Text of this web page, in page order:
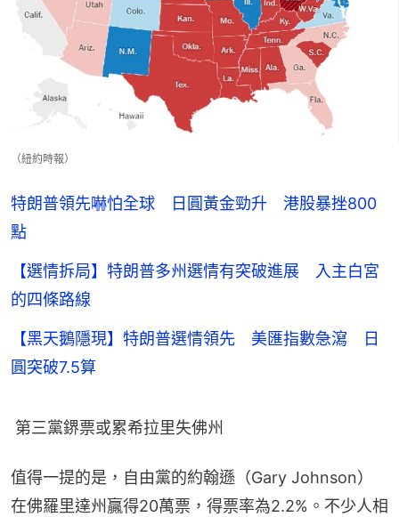
（紐約時報）
特朗普領先嚇怕全球 日圓黃金勁升 港股暴挫800
點
【選情拆局】特朗普多州選情有突破進展 入主白宮
的四條路線
【黑天鵝隱現】特朗普選情領先 美匯指數急瀉 日
圓突破7.5算
第三黨鎅票或累希拉里失佛州
值得一提的是，自由黨的約翰遜（Gary Johnson）
在佛羅里達州贏得20萬票，得票率為2.2%。不少人相